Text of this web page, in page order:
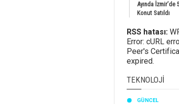
Ayında İzmir’de
Konut Satıldı
RSS hatası:
Error: cURL
Peer's
expired.
TEKNOLOJI
GÜNCEL